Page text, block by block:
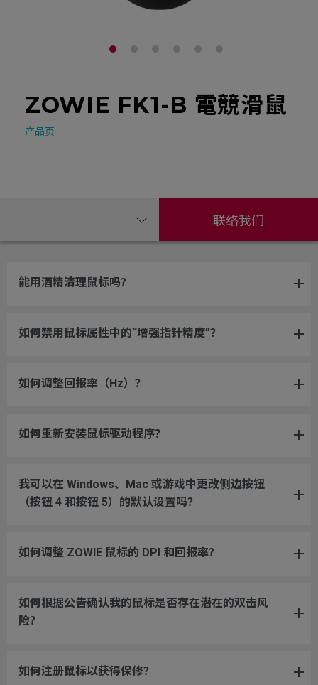
ZOWIE FK1-B 電競滑鼠
产品页
联络我们
能用酒精清理鼠标吗？
如何禁用鼠标属性中的“增强指针精度”？
如何调整回报率（Hz）？
如何重新安装鼠标驱动程序？
我可以在 Windows、Mac 或游戏中更改侧边按钮
（按钮 4 和按钮 5）的默认设置吗？
如何调整 ZOWIE 鼠标的 DPI 和回报率？
如何根据公告确认我的鼠标是否存在潜在的双击风
险？
如何注册鼠标以获得保修？